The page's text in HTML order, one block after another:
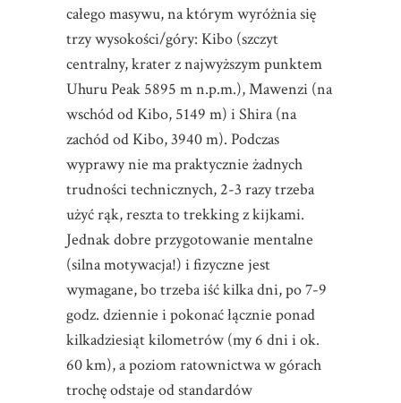
całego masywu, na którym wyróżnia się
trzy wysokości/góry: Kibo (szczyt
centralny, krater z najwyższym punktem
Uhuru Peak 5895 m n.p.m.), Mawenzi (na
wschód od Kibo, 5149 m) i Shira (na
zachód od Kibo, 3940 m). Podczas
wyprawy nie ma praktycznie żadnych
trudności technicznych, 2-3 razy trzeba
użyć rąk, reszta to trekking z kijkami.
Jednak dobre przygotowanie mentalne
(silna motywacja!) i fizyczne jest
wymagane, bo trzeba iść kilka dni, po 7-9
godz. dziennie i pokonać łącznie ponad
kilkadziesiąt kilometrów (my 6 dni i ok.
60 km), a poziom ratownictwa w górach
trochę odstaje od standardów